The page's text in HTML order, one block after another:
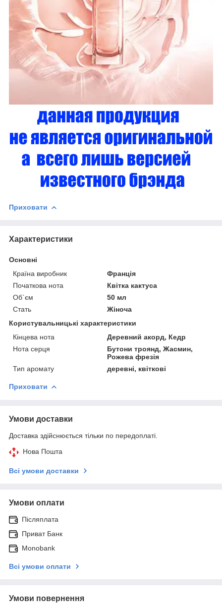
Приховати
Характеристики
Основні
Країна виробник
Франція
Початкова нота
Квітка кактуса
Об`єм
50 мл
Стать
Жіноча
Користувальницькі характеристики
Кінцева нота
Деревний акорд, Кедр
Нота серця
Бутони троянд, Жасмин,
Рожева фрезія
Тип аромату
деревні, квіткові
Приховати
Умови доставки
Доставка здійснюється тільки по передоплаті.
Нова Пошта
Всі умови доставки
Умови оплати
Післяплата
Приват Банк
Monobank
Всі умови оплати
Умови повернення